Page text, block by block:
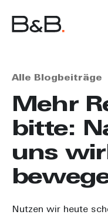
Alle Blogbeiträge
Mehr
bitte:
uns
Nutzen wir heute